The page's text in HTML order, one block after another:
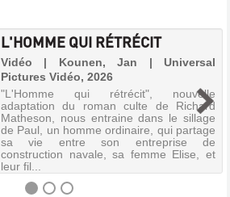
L'HOMME QUI RÉTRÉCIT
Vidéo | Kounen, Jan | Universal
Pictures Vidéo, 2026
"L'Homme qui rétrécit", nouvelle
adaptation du roman culte de Richard
Matheson, nous entraine dans le sillage
de Paul, un homme ordinaire, qui partage
sa vie entre son entreprise de
construction navale, sa femme Elise, et
leur fil...